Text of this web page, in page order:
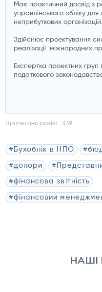
Має практичний досвід з
управлінського обліку
неприбуткових організацій.
Здійснює проектування
реалізації міжнародних
Експертка проектних
податкового
Прочитано разів: 339
#Бухоблік в НПО
#донори
#фінансова звітність
#фінансовий
НАШІ